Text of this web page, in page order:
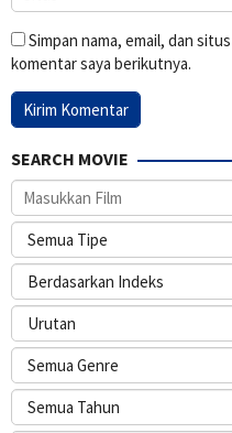
Simpan nama, email, dan
komentar saya berikutnya.
SEARCH MOVIE